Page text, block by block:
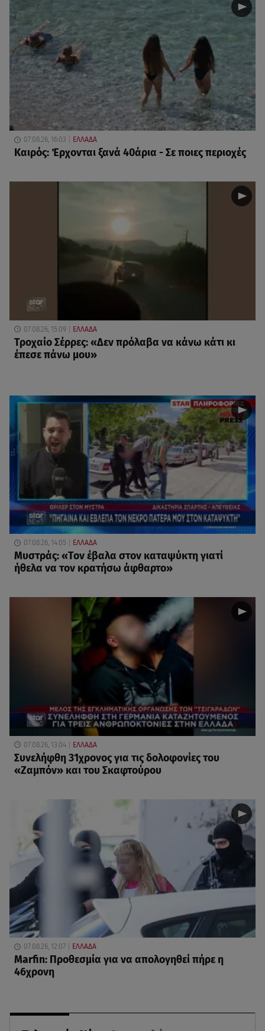
07.08.26, 16:03 ΕΛΛΑΔΑ
Καιρός: Έρχονται ξανά 40άρια - Σε ποιες περιοχές
07.08.26, 15:09 ΕΛΛΑΔΑ
Τροχαίο Σέρρες: «Δεν πρόλαβα να κάνω κάτι κι
έπεσε πάνω μου»
07.08.26, 14:05 ΕΛΛΑΔΑ
Μυστράς: «Τον έβαλα στον καταψύκτη γιατί
ήθελα να τον κρατήσω άφθαρτο»
07.08.26, 13:04 ΕΛΛΑΔΑ
Συνελήφθη 31χρονος για τις δολοφονίες του
«Ζαμπόν» και του Σκαφτούρου
07.08.26, 12:07 ΕΛΛΑΔΑ
Marfin: Προθεσμία για να απολογηθεί πήρε η
46χρονη